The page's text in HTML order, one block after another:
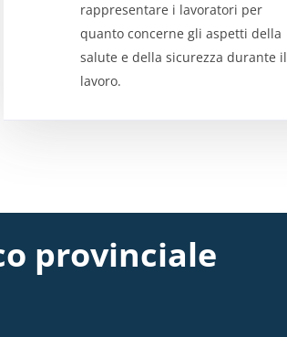
rappresentare i lavoratori per
quanto concerne gli aspetti della
salute e della sicurezza durante il
lavoro.
provinciale